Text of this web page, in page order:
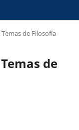
de Filosofía
de